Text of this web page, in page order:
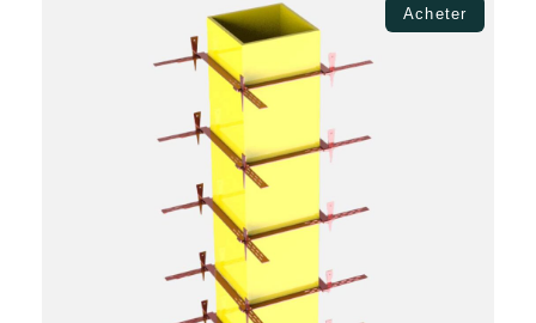
Ajouter au panier Acheter